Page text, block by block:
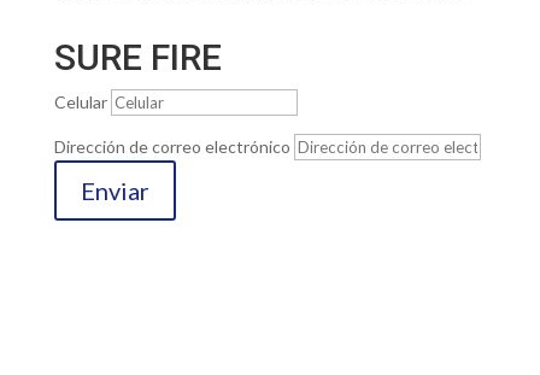
SURE FIRE
Celular
Dirección de correo electrónico
Enviar